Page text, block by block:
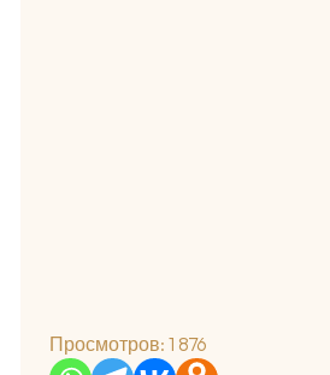
Просмотров: 1 876